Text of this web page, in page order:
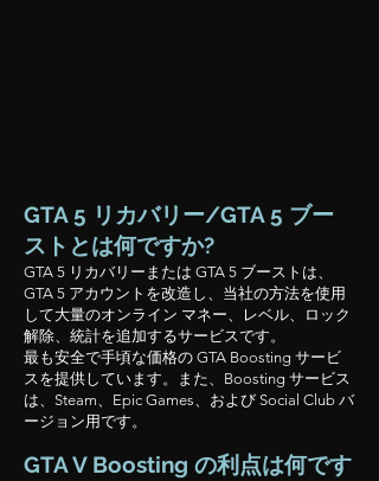
GTA 5 リカバリー/GTA 5 ブー
ストとは何ですか?
GTA 5 リカバリーまたは GTA 5 ブーストは、
GTA 5 アカウントを改造し、当社の方法を使用
して大量のオンライン マネー、レベル、ロック
解除、統計を追加するサービスです。
最も安全で手頃な価格の GTA Boosting サービ
スを提供しています。また、Boosting サービス
は、Steam、Epic Games、および Social Club バ
ージョン用です。
GTA V Boosting の利点は何です